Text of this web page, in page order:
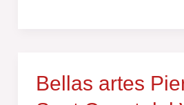
Bellas artes
Bellas